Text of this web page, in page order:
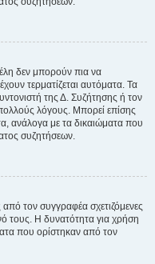
δεν μπορούν πια να
τερματίζεται αυτόματα. Τα
της Δ. Συζήτησης ή τον
λόγους. Μπορεί επίσης
ανάλογα με τα δικαιώματα που
συζητήσεων.
από τον συγγραφέα σχετιζόμενες
τους. Η δυνατότητα για χρήση
που ορίστηκαν από τον